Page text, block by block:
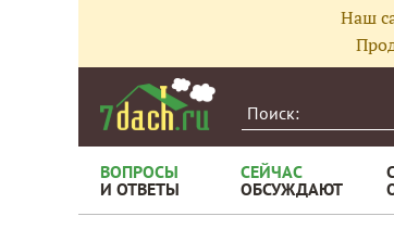
Наш
ВОПРОСЫ
И ОТВЕТЫ
СЕЙЧАС
ОБСУЖДАЮТ